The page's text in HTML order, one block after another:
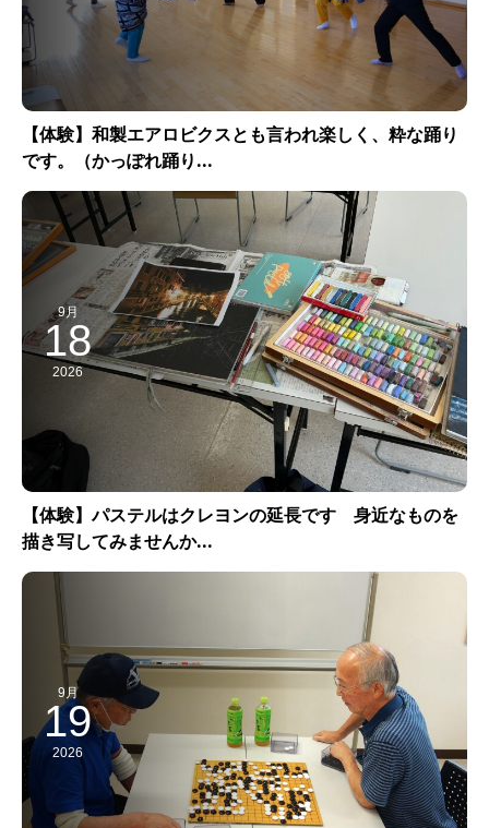
【体験】和製エアロビクスとも言われ楽しく、粋な踊り
です。（かっぽれ踊り...
9月
18
2026
【体験】パステルはクレヨンの延長です 身近なものを
描き写してみませんか...
9月
19
2026